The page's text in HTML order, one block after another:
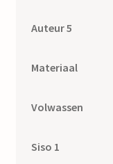
Auteur 5
Materiaal
Volwassen
Siso 1